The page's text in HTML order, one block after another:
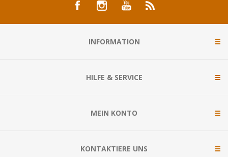
INFORMATION
HILFE & SERVICE
MEIN KONTO
KONTAKTIERE UNS